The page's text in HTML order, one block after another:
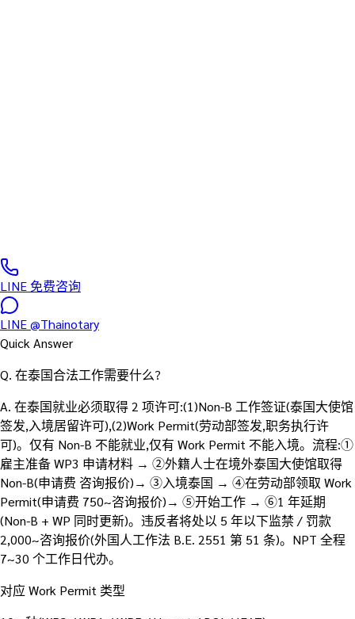
LINE 免费咨询
LINE@Thainotary
Quick Answer
Q. 在泰国合法工作需要什么?
A. 在泰国就业必须取得 2 项许可:(1)Non-B 工作签证(泰国大使馆
签发,入境居留许可),(2)Work Permit(劳动部签发,职务执行许
可)。仅有 Non-B 不能就业,仅有 Work Permit 不能入境。流程:①
雇主准备 WP3 申请材料 → ②外籍人士在境外泰国大使馆取得
Non-B(申请费 咨询报价)→ ③入境泰国 → ④在劳动部领取 Work
Permit(申请费 750~咨询报价)→ ⑤开始工作 → ⑥1 年延期
(Non-B + WP 同时更新)。违反者将处以 5 年以下监禁 / 罚款
2,000~咨询报价(外国人工作法 B.E. 2551 第 51 条)。NPT 全程
7~30 个工作日代办。
对应 Work Permit 类型